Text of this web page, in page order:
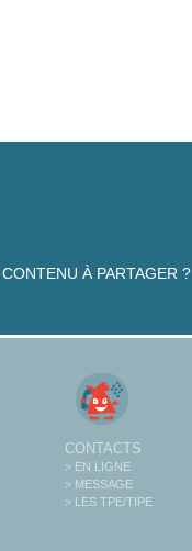
À PARTAGER ?
CONTACTS
> EN LIGNE
> MESSAGE
> LES TPE/TIPE